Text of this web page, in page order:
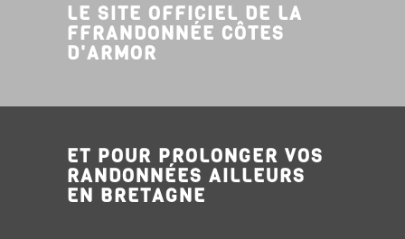
LE SITE OFFICIEL DE LA
FFRANDONNÉE CÔTES
D'ARMOR
ET POUR PROLONGER VOS
RANDONNÉES AILLEURS
EN BRETAGNE